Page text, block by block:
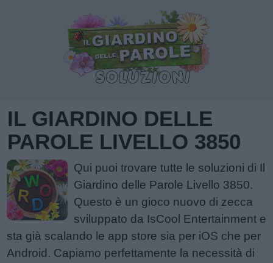
IL GIARDINO DELLE
PAROLE LIVELLO 3850
Qui puoi trovare tutte le soluzioni di Il
Giardino delle Parole Livello 3850.
Questo è un gioco nuovo di zecca
sviluppato da IsCool Entertainment e
sta già scalando le app store sia per iOS che per
Android. Capiamo perfettamente la necessità di